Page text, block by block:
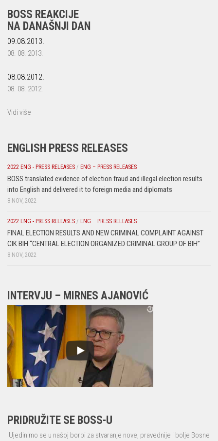
BOSS REAKCIJE
NA DANAŠNJI DAN
09.08.2013.
08. 08. 2013.
08.08.2012.
08. 08. 2012.
Vidi više
ENGLISH PRESS RELEASES
2022 ENG - PRESS RELEASES / ENG – PRESS RELEASES
BOSS translated evidence of election fraud and illegal election results
into English and delivered it to foreign media and diplomats
8 NOV, 2022
2022 ENG - PRESS RELEASES / ENG – PRESS RELEASES
FINAL ELECTION RESULTS AND NEW CRIMINAL COMPLAINT AGAINST
CIK BIH “CENTRAL ELECTION ORGANIZED CRIMINAL GROUP OF BIH”
8 NOV, 2022
INTERVJU – MIRNES AJANOVIĆ
PRIDRUŽITE SE BOSS-U
Ujedinimo se u našoj borbi za stvaranje nove, pravednije i bolje Bosne